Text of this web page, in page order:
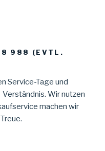
988 (EVTL.
Service-Tage und
Wir nutzen
machen wir